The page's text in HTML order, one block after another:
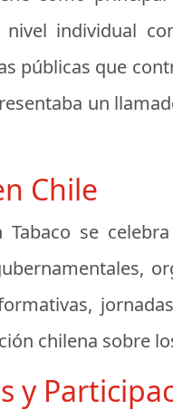
individual
públicas que
un
Chile
se
chilena sobre
y